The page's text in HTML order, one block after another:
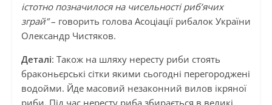
істотно позначилося на чисельності риб’ячих
зграй”– говорить голова Асоціації рибалок України
Олександр Чистяков.
Деталі: Також на шляху нересту риби стоять
браконьєрські сітки якими сьогодні перегороджені
водойми. Йде масовий незаконний вилов ікряної